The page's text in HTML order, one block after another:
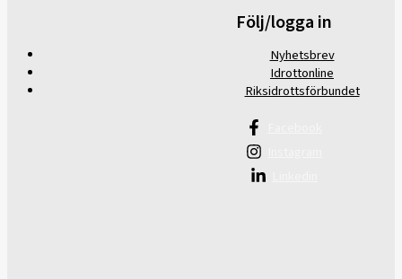
Följ/logga in
Nyhetsbrev
Idrottonline
Riksidrottsförbundet